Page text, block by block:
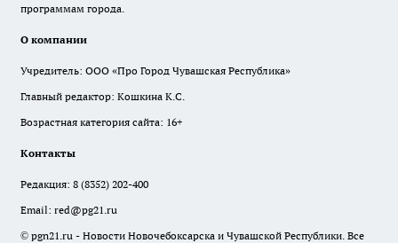
программам города.
О компании
Учредитель: ООО «Про Город Чувашская Республика»
Главный редактор: Кошкина К.С.
Возрастная категория сайта: 16+
Контакты
Редакция: 8 (8352) 202-400
Email: red@pg21.ru
© pgn21.ru - Новости Новочебоксарска и Чувашской Республики. Все